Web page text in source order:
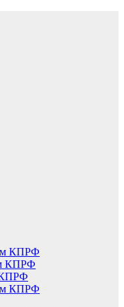
КПРФ
КПРФ
КПРФ
КПРФ